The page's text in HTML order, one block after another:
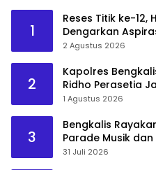
1
Reses Titik ke-12,
Dengarkan
2 Agustus 2026
2
Kapolres
Ridho Perasetia
1 Agustus 2026
3
Bengkalis
Parade Musik
31 Juli 2026